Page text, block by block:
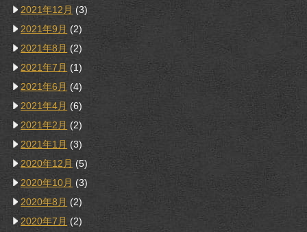
2021年12月 (3)
2021年9月 (2)
2021年8月 (2)
2021年7月 (1)
2021年6月 (4)
2021年4月 (6)
2021年2月 (2)
2021年1月 (3)
2020年12月 (5)
2020年10月 (3)
2020年8月 (2)
2020年7月 (2)